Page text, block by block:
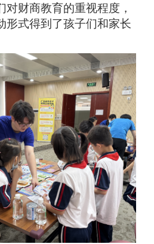
对财商教育的重视程度，
形式得到了孩子们和家长